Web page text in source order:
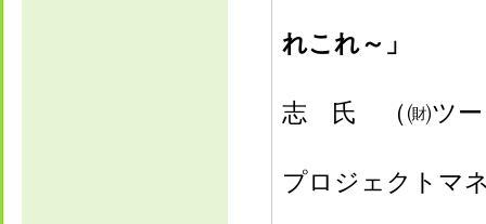
れこれ～」
志 氏 （㈶ツー
プロジェクト